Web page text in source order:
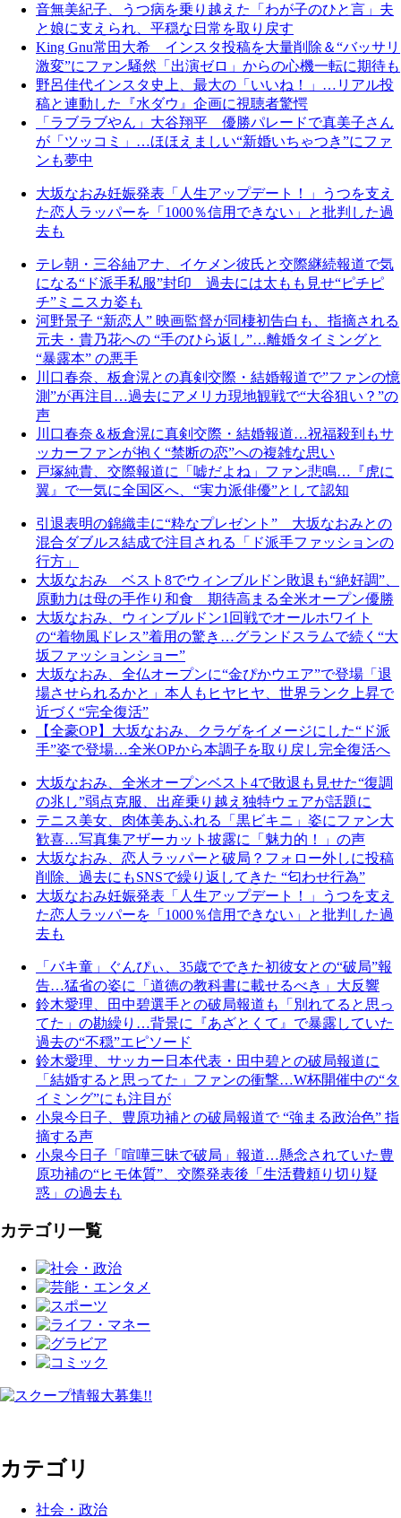
音無美紀子、うつ病を乗り越えた「わが子のひと言」夫
と娘に支えられ、平穏な日常を取り戻す
King Gnu常田大希 インスタ投稿を大量削除＆“バッサリ
激変”にファン騒然「出演ゼロ」からの心機一転に期待も
野呂佳代インスタ史上、最大の「いいね！」…リアル投
稿と連動した『水ダウ』企画に視聴者驚愕
「ラブラブやん」大谷翔平 優勝パレードで真美子さん
が「ツッコミ」…ほほえましい“新婚いちゃつき”にファ
ンも夢中
大坂なおみ妊娠発表「人生アップデート！」うつを支え
た恋人ラッパーを「1000％信用できない」と批判した過
去も
テレ朝・三谷紬アナ、イケメン彼氏と交際継続報道で気
になる“ド派手私服”封印 過去には太もも見せ“ピチピ
チ”ミニスカ姿も
河野景子 “新恋人” 映画監督が同棲初告白も、指摘される
元夫・貴乃花への “手のひら返し”…離婚タイミングと
“暴露本” の悪手
川口春奈、板倉滉との真剣交際・結婚報道で”ファンの憶
測”が再注目…過去にアメリカ現地観戦で“大谷狙い？”の
声
川口春奈＆板倉滉に真剣交際・結婚報道…祝福殺到もサ
ッカーファンが抱く“禁断の恋”への複雑な思い
戸塚純貴、交際報道に「嘘だよね」ファン悲鳴…『虎に
翼』で一気に全国区へ、“実力派俳優”として認知
引退表明の錦織圭に“粋なプレゼント” 大坂なおみとの
混合ダブルス結成で注目される「ド派手ファッションの
行方」
大坂なおみ ベスト8でウィンブルドン敗退も“絶好調”、
原動力は母の手作り和食 期待高まる全米オープン優勝
大坂なおみ、ウィンブルドン1回戦でオールホワイト
の“着物風ドレス”着用の驚き…グランドスラムで続く“大
坂ファッションショー”
大坂なおみ、全仏オープンに“金ぴかウエア”で登場「退
場させられるかと」本人もヒヤヒヤ、世界ランク上昇で
近づく“完全復活”
【全豪OP】大坂なおみ、クラゲをイメージにした“ド派
手”姿で登場…全米OPから本調子を取り戻し完全復活へ
大坂なおみ、全米オープンベスト4で敗退も見せた“復調
の兆し”弱点克服、出産乗り越え独特ウェアが話題に
テニス美女、肉体美あふれる「黒ビキニ」姿にファン大
歓喜…写真集アザーカット披露に「魅力的！」の声
大坂なおみ、恋人ラッパーと破局？フォロー外しに投稿
削除、過去にもSNSで繰り返してきた “匂わせ行為”
大坂なおみ妊娠発表「人生アップデート！」うつを支え
た恋人ラッパーを「1000％信用できない」と批判した過
去も
「バキ童」ぐんぴぃ、35歳でできた初彼女との“破局”報
告…猛省の姿に「道徳の教科書に載せるべき」大反響
鈴木愛理、田中碧選手との破局報道も「別れてると思っ
てた」の勘繰り…背景に『あざとくて』で暴露していた
過去の“不穏”エピソード
鈴木愛理、サッカー日本代表・田中碧との破局報道に
「結婚すると思ってた」ファンの衝撃…W杯開催中の“タ
イミング”にも注目が
小泉今日子、豊原功補との破局報道で “強まる政治色” 指
摘する声
小泉今日子「喧嘩三昧で破局」報道…懸念されていた豊
原功補の“ヒモ体質”、交際発表後「生活費頼り切り疑
惑」の過去も
カテゴリ一覧
カテゴリ
社会・政治